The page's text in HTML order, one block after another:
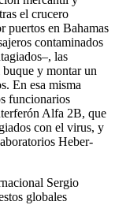
el crucero
puertos en Bahamas
contaminados
las
y montar un
En esa misma
funcionarios
Alfa 2B, que
con el virus, y
Heber-
Sergio
globales